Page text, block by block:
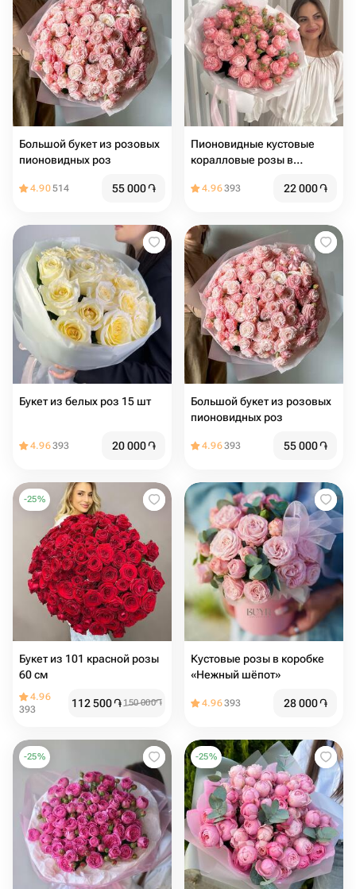
Большой букет из розовых
пионовидных роз
4.90514 55 000֏
Пионовидные кустовые
коралловые розы в
веток
4.96393 22 000֏
Букет из белых роз 15 шт
4.96393 20 000֏
Большой букет из розовых
пионовидных роз
4.96393 55 000֏
-25%
Букет из 101 красной розы
60 см
4.96
393
112 500֏ 150 000֏
Кустовые розы в коробке
«Нежный шёпот»
4.96393 28 000֏
-25% -25%